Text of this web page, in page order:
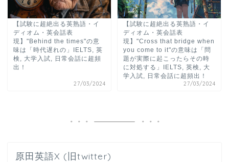
【試験に超絶出る英熟語・イ
ディオム・英会話表
現】"Behind the times"の意
味は「時代遅れの」IELTS, 英
検, 大学入試, 日常会話に超頻
出！
27/03/2024
【試験に超絶出る英熟語・イ
ディオム・英会話表
現】"Cross that bridge when
you come to it"の意味は「問
題が実際に起こったらその時
に対処する」IELTS, 英検, 大
学入試, 日常会話に超頻出！
27/03/2024
原田英語X (旧twitter)